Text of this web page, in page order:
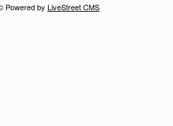
Powered by LiveStreet CMS